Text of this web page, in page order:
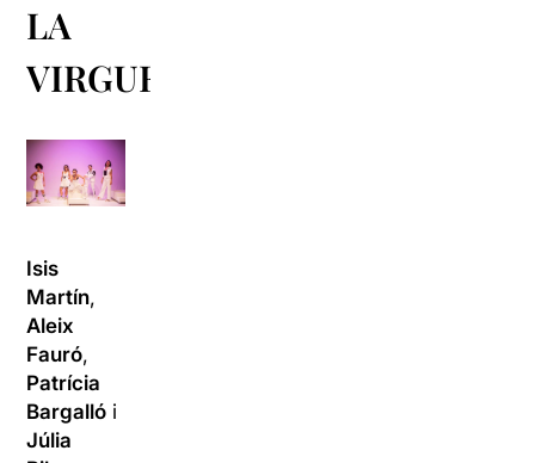
LA
VIRGUERIA
Isis
Martín,
Aleix
Fauró,
Patrícia
Bargalló i
Júlia